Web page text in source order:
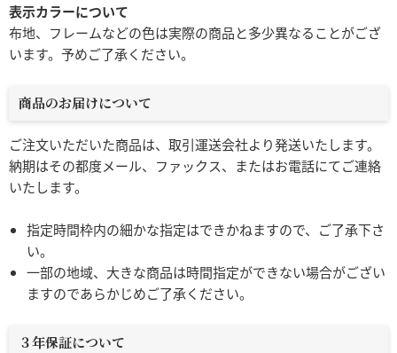
表示カラーについて
布地、フレームなどの色は実際の商品と多少異なることがござ
います。予めご了承ください。
商品のお届けについて
ご注文いただいた商品は、取引運送会社より発送いたします。
納期はその都度メール、ファックス、またはお電話にてご連絡
いたします。
指定時間枠内の細かな指定はできかねますので、ご了承下さ
い。
一部の地域、大きな商品は時間指定ができない場合がござい
ますのであらかじめご了承ください。
３年保証について